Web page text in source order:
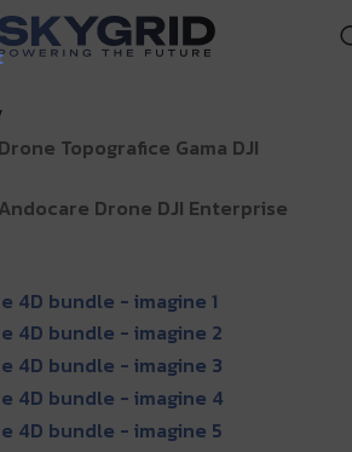
comenzile de peste 1000 lei!
Topografice Gama DJI
Drone DJI Enterprise